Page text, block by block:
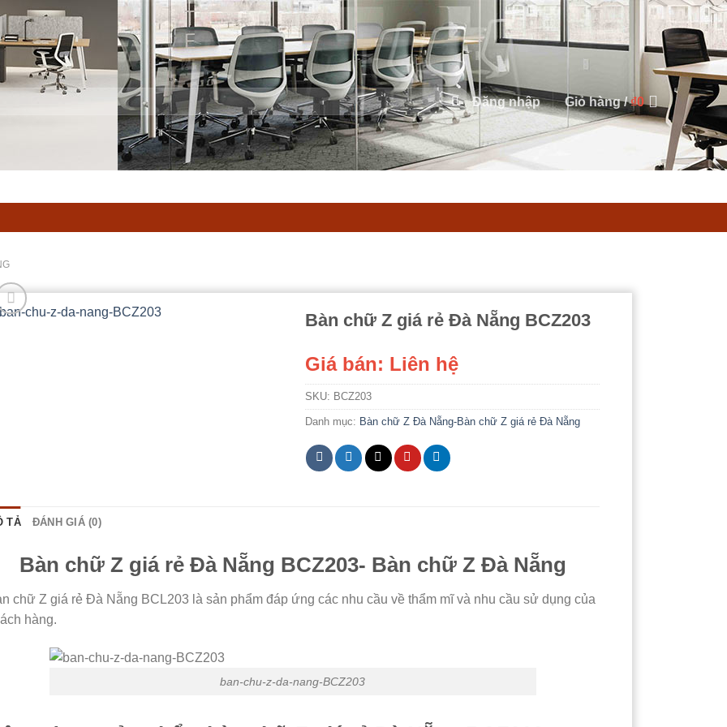
Đăng nhập Giỏ hàng /₫0
Bàn chữ Z giá rẻ Đà Nẵng BCZ203
Giá bán: Liên hệ
SKU: BCZ203
Danh mục: Bàn chữ Z Đà Nẵng-Bàn chữ Z giá rẻ Đà Nẵng
TẢ ĐÁNH GIÁ (0)
Bàn chữ Z giá rẻ Đà Nẵng BCZ203- Bàn chữ Z Đà Nẵng
chữ Z giá rẻ Đà Nẵng BCL203 là sản phẩm đáp ứng các nhu cầu về thẩm mĩ và nhu cầu sử dụng của
hàng.
ban-chu-z-da-nang-BCZ203